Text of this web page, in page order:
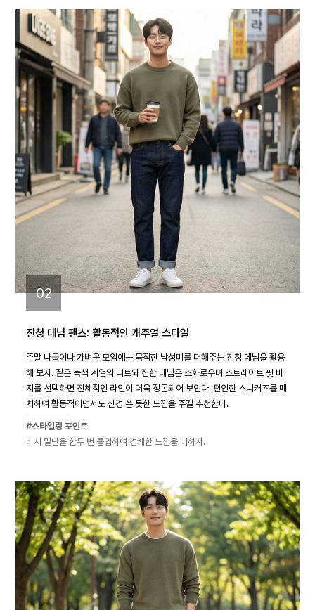
02
진청 데님 팬츠: 활동적인 캐주얼 스타일
주말 나들이나 가벼운 모임에는 묵직한 남성미를 더해주는 진청 데님을 활용
해 보자. 짙은 녹색 계열의 니트와 진한 데님은 조화로우며 스트레이트 핏 바
지를 선택하면 전체적인 라인이 더욱 정돈되어 보인다. 편안한 스니커즈를 매
치하여 활동적이면서도 신경 쓴 듯한 느낌을 주길 추천한다.
#스타일링 포인트
바지 밑단을 한두 번 롤업하여 경쾌한 느낌을 더하자.